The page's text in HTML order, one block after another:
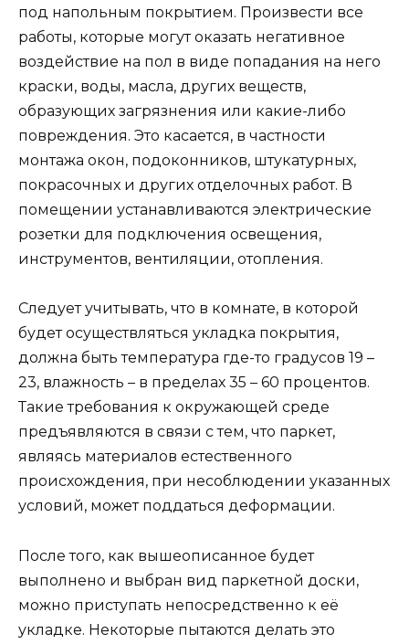
под напольным покрытием. Произвести все
работы, которые могут оказать негативное
воздействие на пол в виде попадания на него
краски, воды, масла, других веществ,
образующих загрязнения или какие-либо
повреждения. Это касается, в частности
монтажа окон, подоконников, штукатурных,
покрасочных и других отделочных работ. В
помещении устанавливаются электрические
розетки для подключения освещения,
инструментов, вентиляции, отопления.
Следует учитывать, что в комнате, в которой
будет осуществляться укладка покрытия,
должна быть температура где-то градусов 19 –
23, влажность – в пределах 35 – 60 процентов.
Такие требования к окружающей среде
предъявляются в связи с тем, что паркет,
являясь материалов естественного
происхождения, при несоблюдении указанных
условий, может поддаться деформации.
После того, как вышеописанное будет
выполнено и выбран вид паркетной доски,
можно приступать непосредственно к её
укладке. Некоторые пытаются делать это